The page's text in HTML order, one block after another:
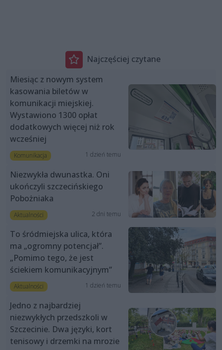
Najczęściej czytane
Miesiąc z nowym system
kasowania biletów w
komunikacji miejskiej.
Wystawiono 1300 opłat
dodatkowych więcej niż rok
wcześniej
Komunikacja 1 dzień temu
Niezwykła dwunastka. Oni
ukończyli szczecińskiego
Pobożniaka
Aktualności 2 dni temu
To śródmiejska ulica, która
ma „ogromny potencjał”.
„Pomimo tego, że jest
ściekiem komunikacyjnym”
Aktualności 1 dzień temu
Jedno z najbardziej
niezwykłych przedszkoli w
Szczecinie. Dwa języki, kort
tenisowy i drzemki na mrozie